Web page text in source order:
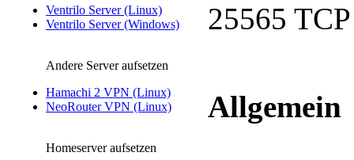
Ventrilo Server (Linux)
Ventrilo Server (Windows)
Andere Server aufsetzen
Hamachi 2 VPN (Linux)
NeoRouter VPN (Linux)
Homeserver aufsetzen
25565
Allgemein